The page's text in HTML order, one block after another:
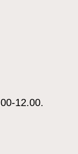
12.00.